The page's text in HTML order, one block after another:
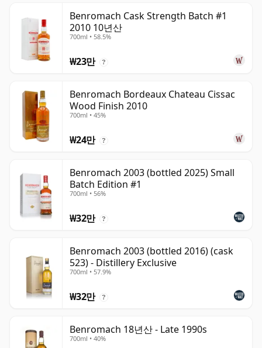
Benromach Cask Strength Batch #1
2010 10년산
700ml • 58.5%
₩23만 ?
Benromach Bordeaux Chateau Cissac
Wood Finish 2010
700ml • 45%
₩24만 ?
Benromach 2003 (bottled 2025) Small
Batch Edition #1
700ml • 56%
₩32만 ?
Benromach 2003 (bottled 2016) (cask
523) - Distillery Exclusive
700ml • 57.9%
₩32만 ?
Benromach 18년산 - Late 1990s
700ml • 40%